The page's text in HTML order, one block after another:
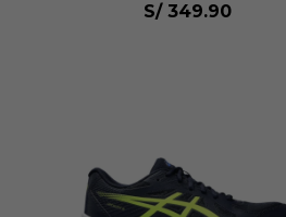
S/ 349.90